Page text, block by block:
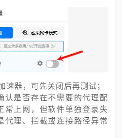
器，可先关闭后再测试；
认是否存在不需要的代理配
常上网，但软件单独登录失
代理、拦截或连接路径异常